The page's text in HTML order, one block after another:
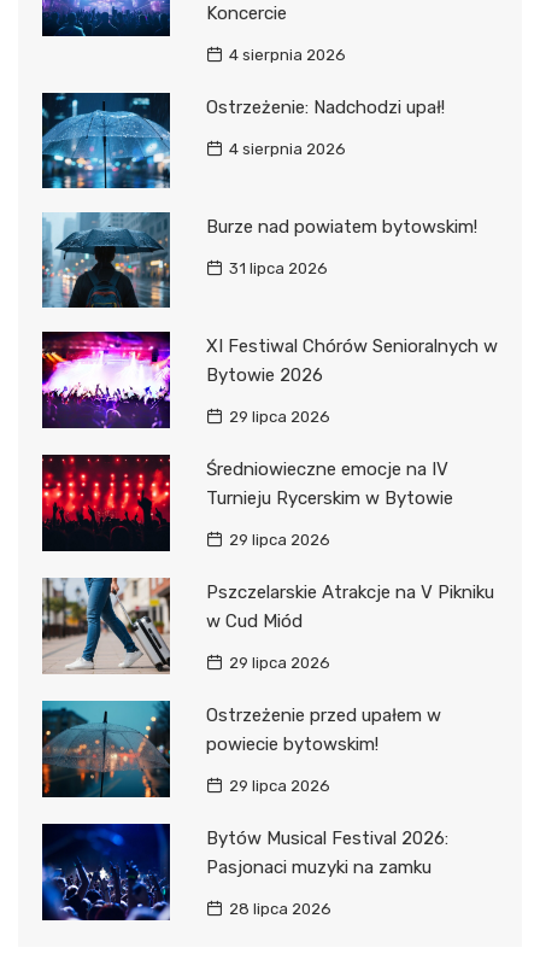
Koncercie
4 sierpnia 2026
Ostrzeżenie: Nadchodzi upał!
4 sierpnia 2026
Burze nad powiatem bytowskim!
31 lipca 2026
XI Festiwal Chórów Senioralnych w
Bytowie 2026
29 lipca 2026
Średniowieczne emocje na IV
Turnieju Rycerskim w Bytowie
29 lipca 2026
Pszczelarskie Atrakcje na V Pikniku
w Cud Miód
29 lipca 2026
Ostrzeżenie przed upałem w
powiecie bytowskim!
29 lipca 2026
Bytów Musical Festival 2026:
Pasjonaci muzyki na zamku
28 lipca 2026